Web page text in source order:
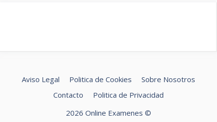
Aviso Legal Politica de Cookies
Sobre Nosotros
Contacto
Politica de Privacidad
2026 Online Examenes ©